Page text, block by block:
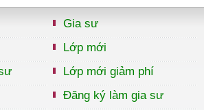
Gia sư
Lớp mới
Lớp mới giảm phí
Đăng ký làm gia sư